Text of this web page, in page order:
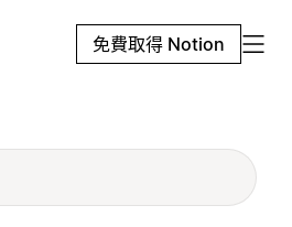
免費取得 Notion